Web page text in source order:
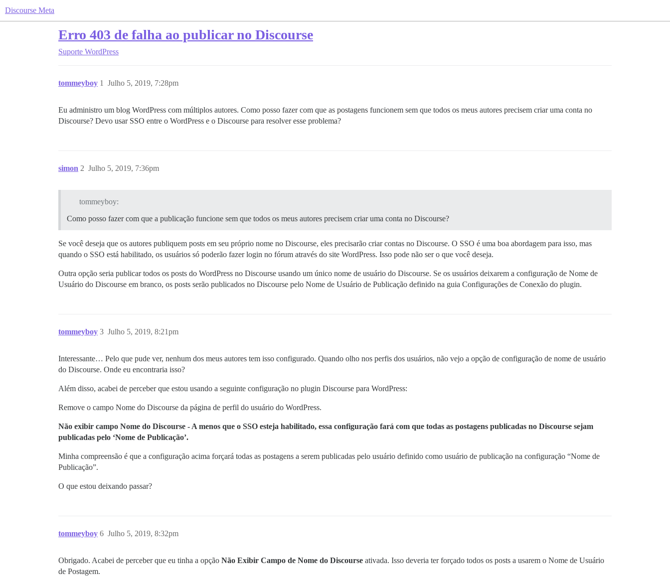
Discourse Meta
Erro 403 de falha ao publicar no Discourse
Suporte WordPress
tommeyboy Julho 5, 2019, 7:28pm
1
Eu administro um blog WordPress com múltiplos autores. Como posso fazer com que as postagens funcionem sem que todos os meus autores precisem criar uma conta no
Discourse? Devo usar SSO entre o WordPress e o Discourse para resolver esse problema?
simon Julho 5, 2019, 7:36pm
2
tommeyboy:
Como posso fazer com que a publicação funcione sem que todos os meus autores precisem criar uma conta no Discourse?
Se você deseja que os autores publiquem posts em seu próprio nome no Discourse, eles precisarão criar contas no Discourse. O SSO é uma boa abordagem para isso, mas
quando o SSO está habilitado, os usuários só poderão fazer login no fórum através do site WordPress. Isso pode não ser o que você deseja.
Outra opção seria publicar todos os posts do WordPress no Discourse usando um único nome de usuário do Discourse. Se os usuários deixarem a configuração de Nome de
Usuário do Discourse em branco, os posts serão publicados no Discourse pelo Nome de Usuário de Publicação definido na guia Configurações de Conexão do plugin.
tommeyboy Julho 5, 2019, 8:21pm
3
Interessante… Pelo que pude ver, nenhum dos meus autores tem isso configurado. Quando olho nos perfis dos usuários, não vejo a opção de configuração de nome de usuário
do Discourse. Onde eu encontraria isso?
Além disso, acabei de perceber que estou usando a seguinte configuração no plugin Discourse para WordPress:
Remove o campo Nome do Discourse da página de perfil do usuário do WordPress.
Não exibir campo Nome do Discourse - A menos que o SSO esteja habilitado, essa configuração fará com que todas as postagens publicadas no Discourse sejam
publicadas pelo ‘Nome de Publicação’.
Minha compreensão é que a configuração acima forçará todas as postagens a serem publicadas pelo usuário definido como usuário de publicação na configuração “Nome de
Publicação”.
O que estou deixando passar?
tommeyboy Julho 5, 2019, 8:32pm
6
Obrigado. Acabei de perceber que eu tinha a opção Não Exibir Campo de Nome do Discourse ativada. Isso deveria ter forçado todos os posts a usarem o Nome de Usuário
de Postagem.